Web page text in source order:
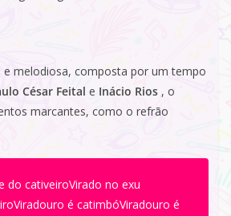
melodiosa, composta por um tempo
César Feital e Inácio Rios , o
marcantes, como o refrão
do cativeiroVirado no exu
é catimbóViradouro é